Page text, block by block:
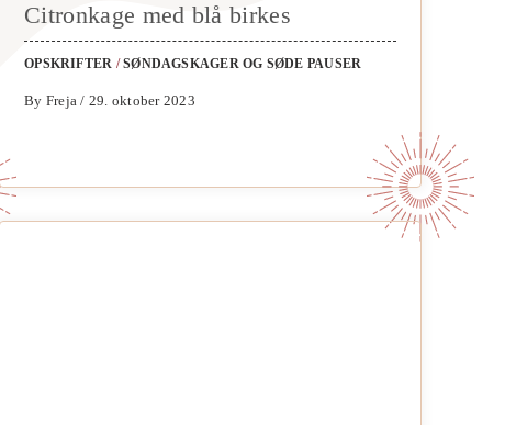
Citronkage med blå birkes
OPSKRIFTER /SØNDAGSKAGER OG SØDE PAUSER
By Freja / 29. oktober 2023